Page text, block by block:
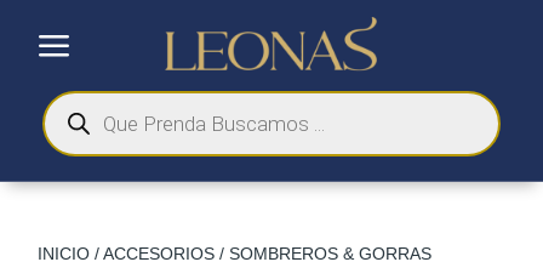
a
Búsqueda
de
productos
INICIO /ACCESORIOS / SOMBREROS & GORRAS